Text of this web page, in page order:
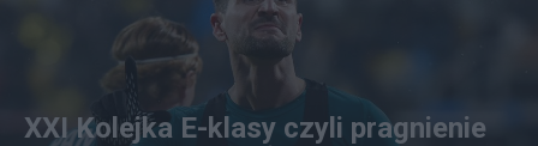
XXI Kolejka E-klasy czyli pragnienie